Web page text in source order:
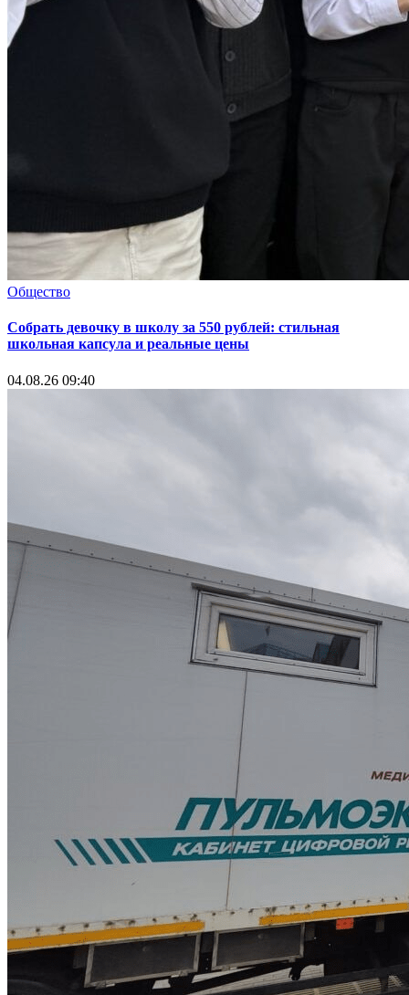
Общество
Собрать девочку в школу за 550 рублей: стильная
школьная капсула и реальные цены
04.08.26 09:40